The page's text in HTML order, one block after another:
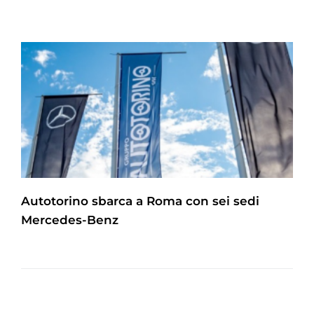
Autotorino sbarca a Roma con sei sedi
Mercedes-Benz